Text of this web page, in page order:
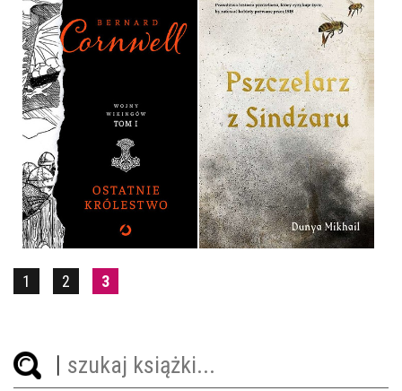
OSTATNIE KRÓLESTWO
BERNARD CORNWELL
OPRAWA TWARDA
54,90 ZŁ
PSZCZELARZ Z SINDŻARU
DUNYA MIKHAIL
OPRAWA TWARDA
39,90 ZŁ
1 2 3